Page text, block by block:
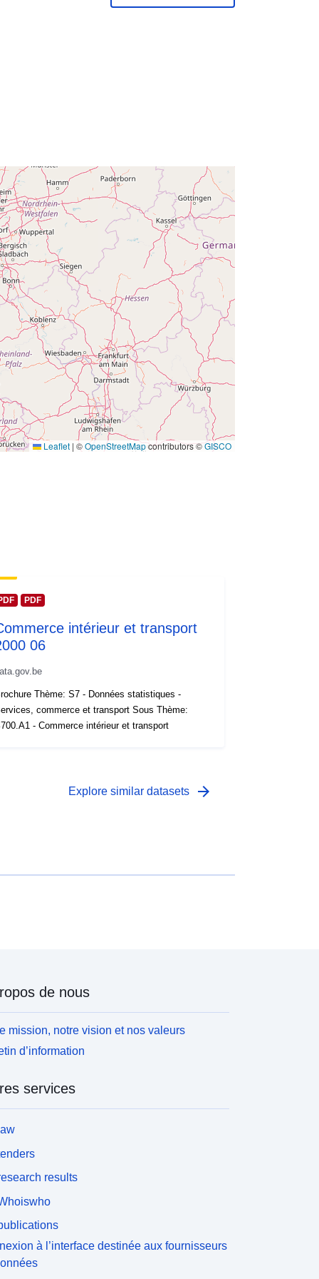
Leaflet | ©OpenStreetMapcontributors ©GISCO
Q14629#ID
http://data.europa.eu/88u/dataset/q1
4629-id
public
01 January 2000
- 31 December 2000
PDF
intérieur et transport
06
Thème: S7 - Données statistiques -
commerce et transport Sous Thème:
- Commerce intérieur et transport
Explore similar datasets arrow_forward
de nous
mission, notre vision et nos valeurs
d’information
services
results
à l’interface destinée aux fournisseurs